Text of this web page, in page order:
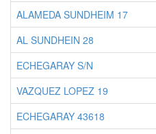
ALAMEDA SUNDHEIM 17
AL SUNDHEIN 28
ECHEGARAY S/N
VAZQUEZ LOPEZ 19
ECHEGARAY 43618